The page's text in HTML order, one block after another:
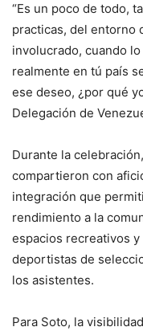
“Es un poco de todo,
practicas, del entorno
involucrado, cuando
realmente en tú país
ese deseo, ¿por qué
Delegación de
Durante la
compartieron con
integración que
rendimiento a la
espacios recreativos
deportistas de
los asistentes.
Para Soto, la